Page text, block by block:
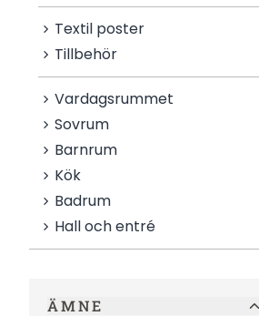
Textil poster
Tillbehör
Vardagsrummet
Sovrum
Barnrum
Kök
Badrum
Hall och entré
ÄMNE